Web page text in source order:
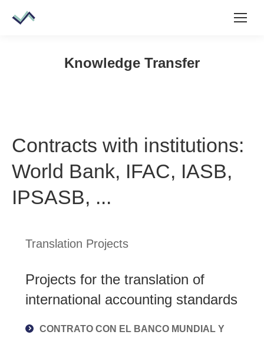
Knowledge Transfer
Contracts with institutions:
World Bank, IFAC, IASB,
IPSASB, ...
Translation Projects
Projects for the translation of
international accounting standards
CONTRATO CON EL BANCO MUNDIAL Y